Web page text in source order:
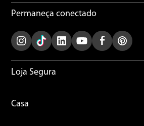
Permaneça conectado
Loja Segura
Casa